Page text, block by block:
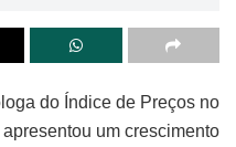
do Índice de Preços no
um crescimento